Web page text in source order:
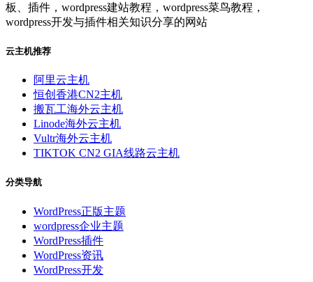
板、插件，wordpress建站教程，wordpress菜鸟教程，
wordpress开发与插件相关知识分享的网站
云主机推荐
阿里云主机
恒创香港CN2主机
搬瓦工海外云主机
Linode海外云主机
Vultr海外云主机
TIKTOK CN2 GIA线路云主机
分类导航
WordPress正版主题
wordpress企业主题
WordPress插件
WordPress资讯
WordPress开发